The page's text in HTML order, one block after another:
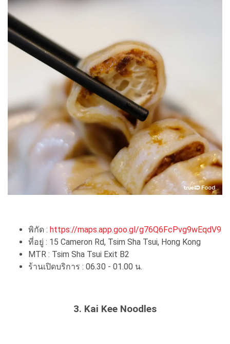
พิกัด : https://maps.app.goo.gl/g76Q6FcPvg9wEqdV9
ที่อยู่ : 15 Cameron Rd, Tsim Sha Tsui, Hong Kong
MTR : Tsim Sha Tsui Exit B2
ร้านเปิดบริการ : 06.30 - 01.00 น.
3. Kai Kee Noodles